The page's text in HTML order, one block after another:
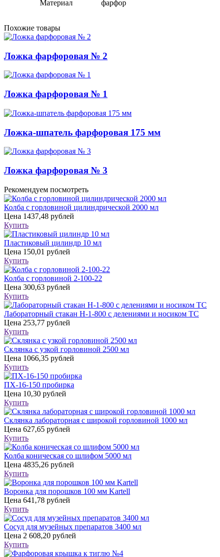
Материал фарфор
Похожие товары
Ложка фарфоровая № 2
Ложка фарфоровая № 1
Ложка-шпатель фарфоровая 175 мм
Ложка фарфоровая № 3
Рекомендуем посмотреть
Колба с горловиной цилиндрической 2000 мл
Цена 1437,48 рублей
Купить
Пластиковый цилиндр 10 мл
Цена 150,01 рублей
Купить
Колба с горловиной 2-100-22
Цена 300,63 рублей
Купить
Лабораторный стакан Н-1-800 с делениями и носиком ТС
Цена 253,77 рублей
Купить
Склянка с узкой горловиной 2500 мл
Цена 1066,35 рублей
Купить
ПХ-16-150 пробирка
Цена 10,30 рублей
Купить
Склянка лабораторная с широкой горловиной 1000 мл
Цена 627,65 рублей
Купить
Колба коническая со шлифом 5000 мл
Цена 4835,26 рублей
Купить
Воронка для порошков 100 мм Kartell
Цена 641,78 рублей
Купить
Сосуд для музейных препаратов 3400 мл
Цена 2 608,20 рублей
Купить